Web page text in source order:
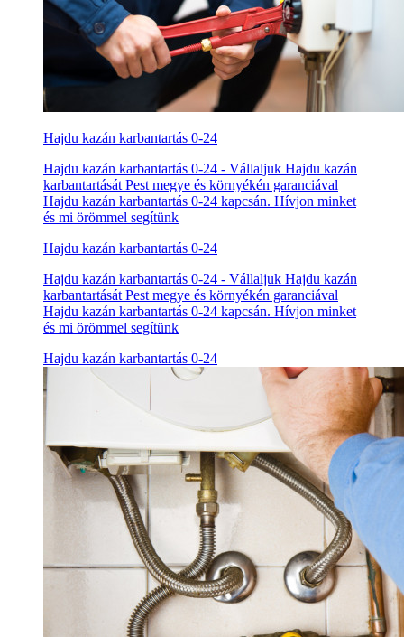
Hajdu kazán karbantartás 0-24
Hajdu kazán karbantartás 0-24 - Vállaljuk Hajdu kazán
karbantartását Pest megye és környékén garanciával
Hajdu kazán karbantartás 0-24 kapcsán. Hívjon minket
és mi örömmel segítünk
Hajdu kazán karbantartás 0-24
Hajdu kazán karbantartás 0-24 - Vállaljuk Hajdu kazán
karbantartását Pest megye és környékén garanciával
Hajdu kazán karbantartás 0-24 kapcsán. Hívjon minket
és mi örömmel segítünk
Hajdu kazán karbantartás 0-24